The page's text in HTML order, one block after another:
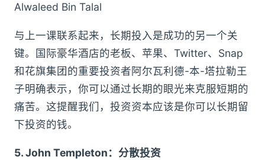
Alwaleed Bin Talal
与上一课联系起来，长期投入是成功的另一个关
键。国际豪华酒店的老板、苹果、Twitter、Snap
和花旗集团的重要投资者阿尔瓦利德-本-塔拉勒王
子明确表示，你可以通过长期的眼光来克服短期的
痛苦。这提醒我们，投资资本应该是你可以长期留
下投资的钱。
5. John Templeton：分散投资